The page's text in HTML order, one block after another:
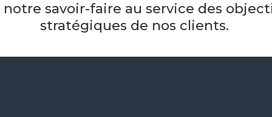
savoir-faire au service des
stratégiques de nos clients.